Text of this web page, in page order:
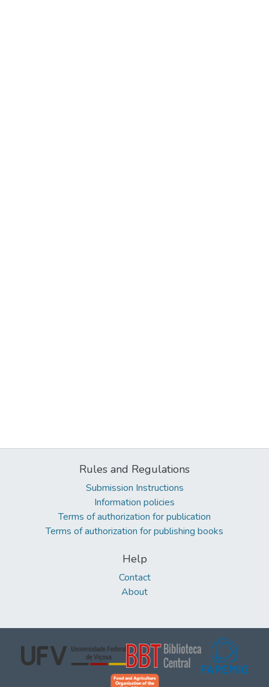
Rules and Regulations
Submission Instructions
Information policies
Terms of authorization for publication
Terms of authorization for publishing books
Help
Contact
About